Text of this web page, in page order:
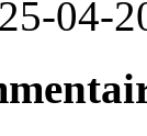
25-04-